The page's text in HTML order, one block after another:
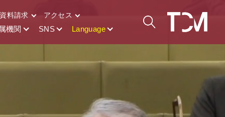
資料請求 アクセス
機関 SNS Language